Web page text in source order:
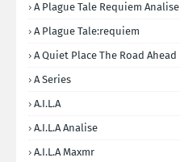
A Plague Tale Requiem Analise
A Plague Tale:requiem
A Quiet Place The Road Ahead
A Series
A.I.L.A
A.I.L.A Analise
A.I.L.A Maxmr